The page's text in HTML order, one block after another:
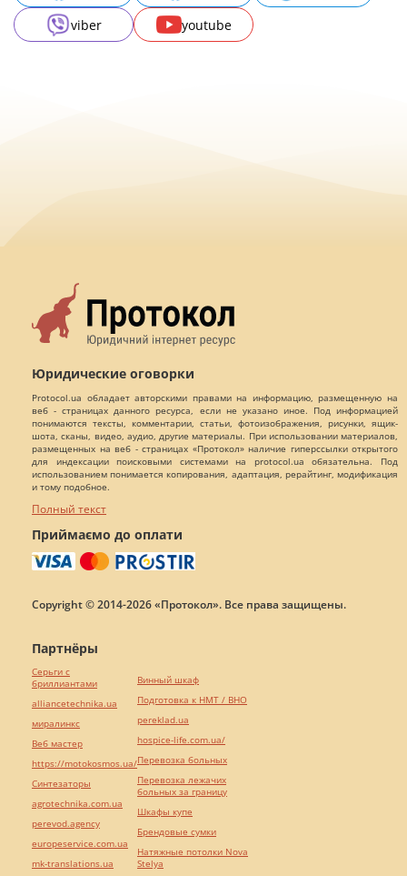
viber
youtube
Юридические оговорки
Protocol.ua обладает авторскими правами на информацию, размещенную на
веб - страницах данного ресурса, если не указано иное. Под информацией
понимаются тексты, комментарии, статьи, фотоизображения, рисунки, ящик-
шота, сканы, видео, аудио, другие материалы. При использовании материалов,
размещенных на веб - страницах «Протокол» наличие гиперссылки открытого
для индексации поисковыми системами на protocol.ua обязательна. Под
использованием понимается копирования, адаптация, рерайтинг, модификация
и тому подобное.
Полный текст
Приймаємо до оплати
Copyright © 2014-2026 «Протокол». Все права защищены.
Партнёры
Серьги с
бриллиантами
alliancetechnika.ua
миралинкс
Веб мастер
https://motokosmos.ua/
Синтезаторы
agrotechnika.com.ua
perevod.agency
europeservice.com.ua
mk-translations.ua
Винный шкаф
Подготовка к НМТ / ВНО
pereklad.ua
hospice-life.com.ua/
Перевозка больных
Перевозка лежачих
больных за границу
Шкафы купе
Брендовые сумки
Натяжные потолки Nova
Stelya